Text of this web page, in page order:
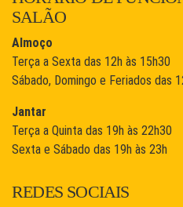
SALÃO
Almoço
Terça a Sexta das 12h às 15h30
Sábado, Domingo e Feriados das
Jantar
Terça a Quinta das 19h às 22h30
Sexta e Sábado das 19h às 23h
REDES SOCIAIS